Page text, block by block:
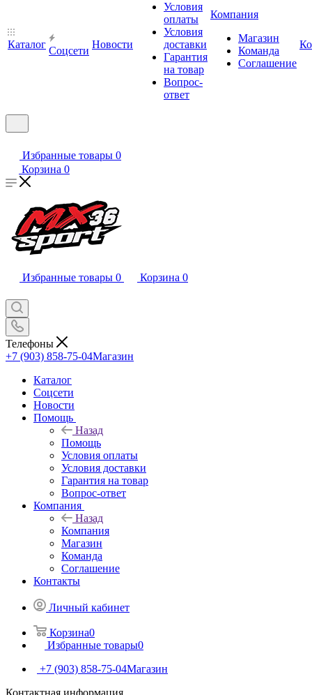
Каталог
Cоцсети
Новости
Условия
оплаты
Условия
доставки
Гарантия
на товар
Вопрос-
ответ
Компания
Магазин
Команда
Соглашение
Избранные товары 0
Корзина 0
Избранные товары 0 Корзина 0
Телефоны
+7 (903) 858-75-04Магазин
Каталог
Cоцсети
Новости
Помощь
Назад
Помощь
Условия оплаты
Условия доставки
Гарантия на товар
Вопрос-ответ
Компания
Назад
Компания
Магазин
Команда
Соглашение
Контакты
Личный кабинет
Корзина0
Избранные товары0
+7 (903) 858-75-04Магазин
Контактная информация